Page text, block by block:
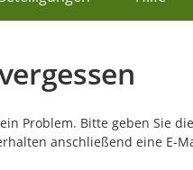
Problem. Bitte geben Sie
anschließend eine E-